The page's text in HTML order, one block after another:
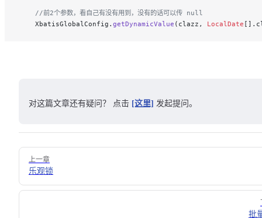
    //前2个参数，看自己有没有用到，没有的话可以传 null
    XbatisGlobalConfig.
getDynamicValue (clazz, LocalDate
对这篇文章还有疑问？ 点击 [这里] 发起提问。
Pager
上一章
乐观锁
批